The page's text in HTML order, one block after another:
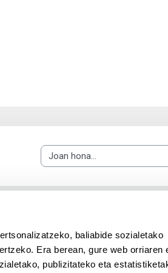
baliabide sozialetako
Era berean, gure web orriaren
publizitateko eta
Joan hona...
UPV/EHU en Facebook (abre
UPV/EHU en Twitter
UPV/EHU en
UPV/